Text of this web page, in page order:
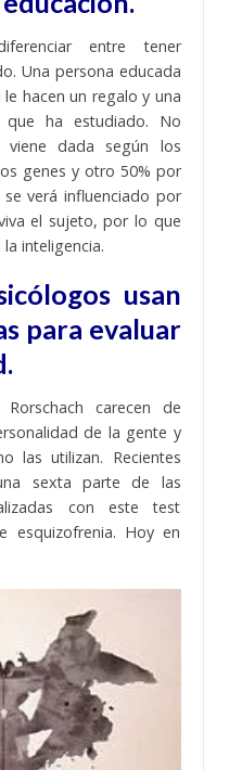
entre tener
Una persona educada
hacen un regalo y una
ha estudiado. No
viene dada según los
genes y otro 50% por
verá influenciado por
el sujeto, por lo que
inteligencia.
usan
para evaluar
carecen de
de la gente y
las utilizan. Recientes
sexta parte de las
con este test
esquizofrenia. Hoy en